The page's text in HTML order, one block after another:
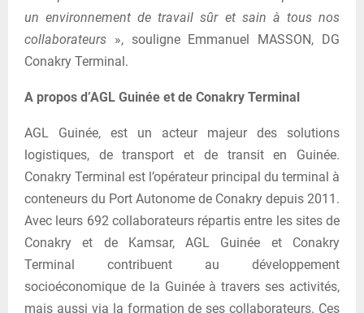
un environnement de travail sûr et sain à tous nos
collaborateurs », souligne Emmanuel MASSON, DG
Conakry Terminal.
A propos d’AGL Guinée et de Conakry Terminal
AGL Guinée, est un acteur majeur des solutions
logistiques, de transport et de transit en Guinée.
Conakry Terminal est l’opérateur principal du terminal à
conteneurs du Port Autonome de Conakry depuis 2011.
Avec leurs 692 collaborateurs répartis entre les sites de
Conakry et de Kamsar, AGL Guinée et Conakry
Terminal contribuent au développement
socioéconomique de la Guinée à travers ses activités,
mais aussi via la formation de ses collaborateurs. Ces